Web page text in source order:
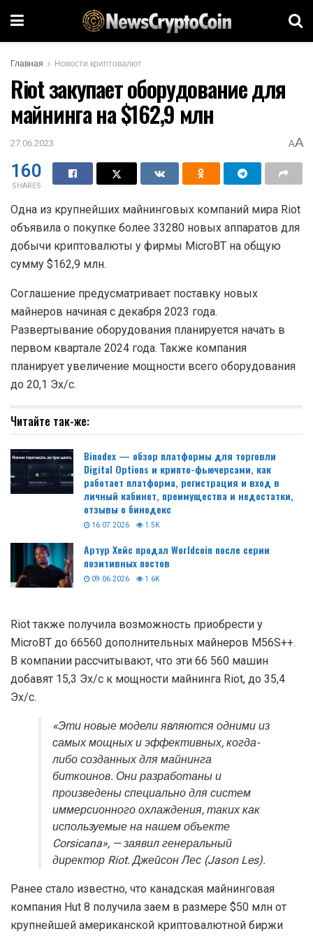
Главная Новости криптовалют
Riot закупает оборудование для
майнинга на $162,9 млн
27.06.2023 AA
160
SHARES
Одна из крупнейших майнинговых компаний мира Riot
объявила о покупке более 33280 новых аппаратов для
добычи криптовалюты у фирмы MicroBT на общую
сумму $162,9 млн.
Соглашение предусматривает поставку новых
майнеров начиная с декабря 2023 года.
Развертывание оборудования планируется начать в
первом квартале 2024 года. Также компания
планирует увеличение мощности всего оборудования
до 20,1 Эх/с.
Читайте так-же:
Binodex — обзор платформы для торговли
Digital Options и крипто-фьючерсами, как
работает платформа, регистрация и вход в
личный кабинет, преимущества и недостатки,
отзывы о бинодекс
16.07.2026 1.5K
Артур Хейс продал Worldcoin после серии
позитивных постов
09.06.2026 1.6K
Riot также получила возможность приобрести у
MicroBT до 66560 дополнительных майнеров M56S++.
В компании рассчитывают, что эти 66 560 машин
добавят 15,3 Эх/с к мощности майнинга Riot, до 35,4
Эх/с.
«Эти новые модели являются одними из
самых мощных и эффективных, когда-
либо созданных для майнинга
биткоинов. Они разработаны и
произведены специально для систем
иммерсионного охлаждения, таких как
используемые на нашем объекте
Corsicana», — заявил генеральный
директор Riot. Джейсон Лес (Jason Les).
Ранее стало известно, что канадская майнинговая
компания Hut 8 получила заем в размере $50 млн от
крупнейшей американской криптовалютной биржи